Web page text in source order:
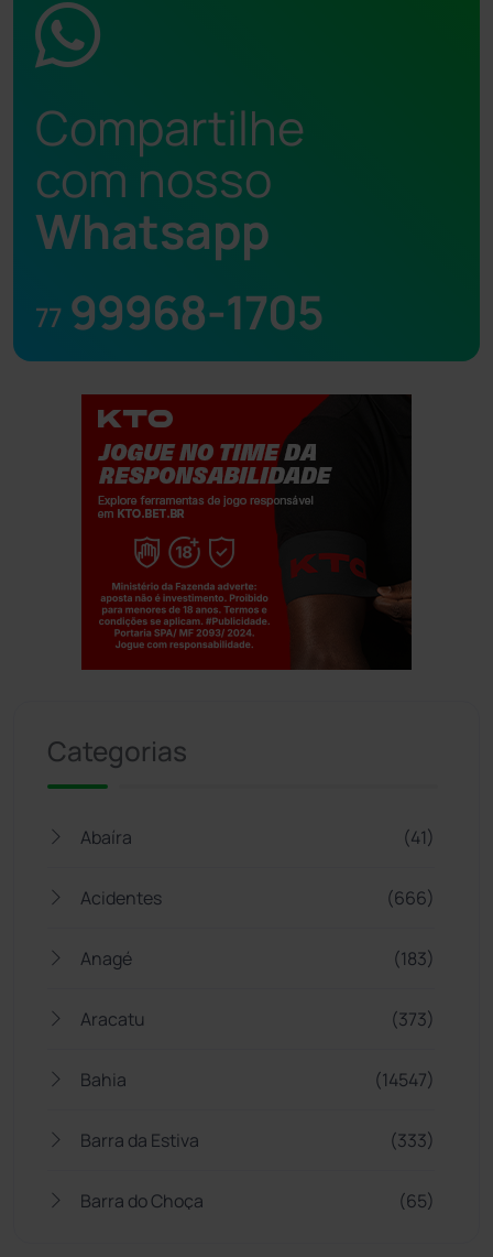
Compartilhe
com nosso
Whatsapp
77 99968-1705
Categorias
Abaíra (41)
Acidentes (666)
Anagé (183)
Aracatu (373)
Bahia (14547)
Barra da Estiva (333)
Barra do Choça (65)